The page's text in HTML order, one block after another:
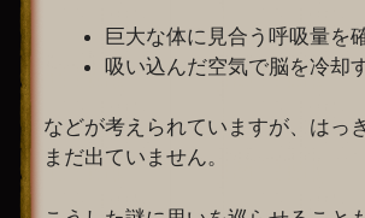
巨大な体に見合う呼吸量を
吸い込んだ空気で脳を冷却
などが考えられていますが、はっ
まだ出ていません。